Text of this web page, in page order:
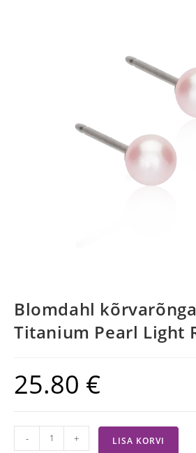
Blomdahl
Titanium Pearl Light
25.80 €
- + LISA KORVI